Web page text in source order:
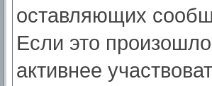
оставляющих
Если это
активнее